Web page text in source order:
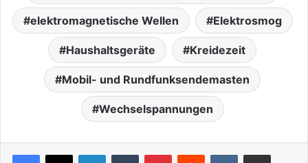
elektromagnetische Wellen Elektrosmog
Haushaltsgeräte Kreidezeit
Mobil- und Rundfunksendemasten
Wechselspannungen